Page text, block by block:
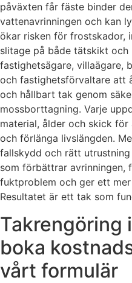
påväxten får fäste binder
vattenavrinningen och kan
ökar risken för frostskador,
slitage på både tätskikt och
fastighetsägare, villaägare,
och fastighetsförvaltare att
och hållbart tak genom
mossborttagning. Varje
material, ålder och skick
och förlänga livslängden.
fallskydd och rätt
som förbättrar avrinningen,
fuktproblem och ger ett
Resultatet är ett tak som
Takrengöring
boka
vårt formulär